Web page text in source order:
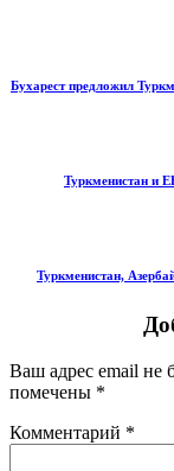
Бухарест предложил
Туркменистан и
Туркменистан,
Ваш адрес email не
помечены *
Комментарий *